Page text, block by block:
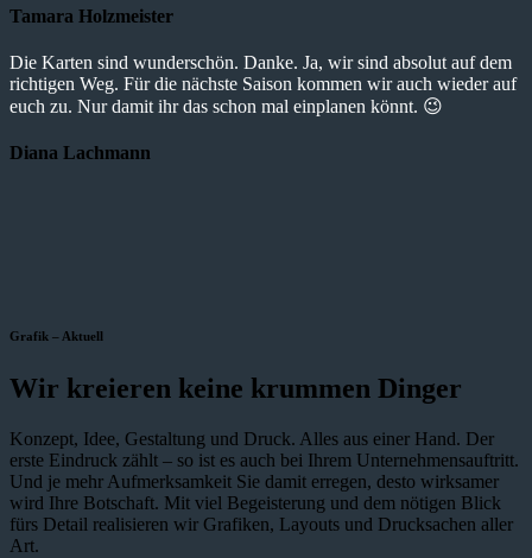
Tamara Holzmeister
Die Karten sind wunderschön. Danke. Ja, wir sind absolut auf dem
richtigen Weg. Für die nächste Saison kommen wir auch wieder auf
euch zu. Nur damit ihr das schon mal einplanen könnt. 😉
Diana Lachmann
Grafik – Aktuell
Wir kreieren keine krummen Dinger
Konzept, Idee, Gestaltung und Druck. Alles aus einer Hand. Der
erste Eindruck zählt – so ist es auch bei Ihrem Unternehmensauftritt.
Und je mehr Aufmerksamkeit Sie damit erregen, desto wirksamer
wird Ihre Botschaft. Mit viel Begeisterung und dem nötigen Blick
fürs Detail realisieren wir Grafiken, Layouts und Drucksachen aller
Art.